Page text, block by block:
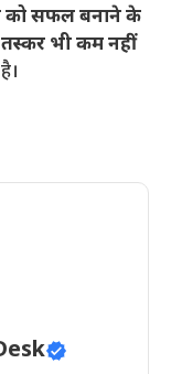
को सफल बनाने के
तस्कर भी कम नहीं